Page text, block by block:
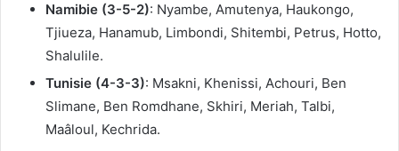
Namibie (3-5-2): Nyambe, Amutenya, Haukongo,
Tjiueza, Hanamub, Limbondi, Shitembi, Petrus, Hotto,
Shalulile.
Tunisie (4-3-3): Msakni, Khenissi, Achouri, Ben
Slimane, Ben Romdhane, Skhiri, Meriah, Talbi,
Maâloul, Kechrida.